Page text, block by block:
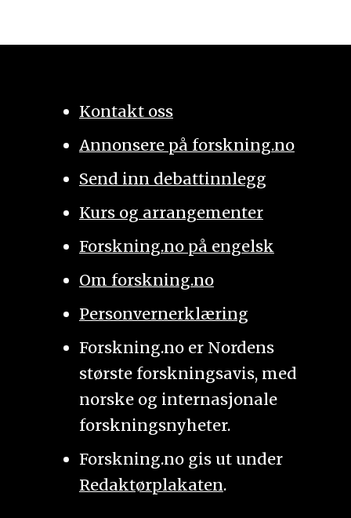
Kontakt oss
Annonsere på forskning.no
Send inn debattinnlegg
Kurs og arrangementer
Forskning.no på engelsk
Om forskning.no
Personvernerklæring
Forskning.no er Nordens
største forskningsavis, med
norske og internasjonale
forskningsnyheter.
Forskning.no gis ut under
Redaktørplakaten.